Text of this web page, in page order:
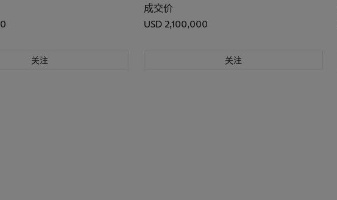
关注
成交价
USD 2,100,000
关注